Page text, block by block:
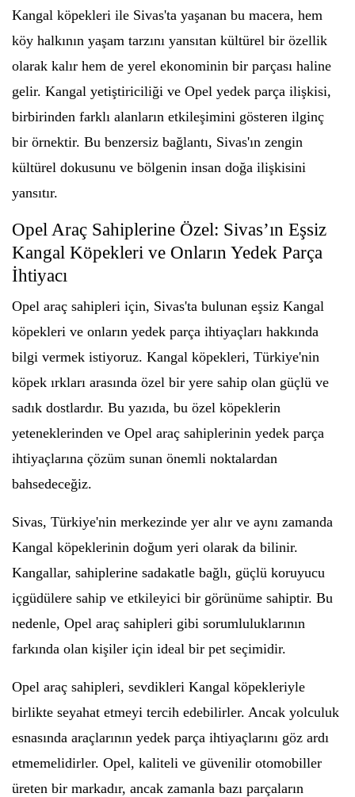
Kangal köpekleri ile Sivas'ta yaşanan bu macera, hem
köy halkının yaşam tarzını yansıtan kültürel bir özellik
olarak kalır hem de yerel ekonominin bir parçası haline
gelir. Kangal yetiştiriciliği ve Opel yedek parça ilişkisi,
birbirinden farklı alanların etkileşimini gösteren ilginç
bir örnektir. Bu benzersiz bağlantı, Sivas'ın zengin
kültürel dokusunu ve bölgenin insan doğa ilişkisini
yansıtır.
Opel Araç Sahiplerine Özel: Sivas’ın Eşsiz
Kangal Köpekleri ve Onların Yedek Parça
İhtiyacı
Opel araç sahipleri için, Sivas'ta bulunan eşsiz Kangal
köpekleri ve onların yedek parça ihtiyaçları hakkında
bilgi vermek istiyoruz. Kangal köpekleri, Türkiye'nin
köpek ırkları arasında özel bir yere sahip olan güçlü ve
sadık dostlardır. Bu yazıda, bu özel köpeklerin
yeteneklerinden ve Opel araç sahiplerinin yedek parça
ihtiyaçlarına çözüm sunan önemli noktalardan
bahsedeceğiz.
Sivas, Türkiye'nin merkezinde yer alır ve aynı zamanda
Kangal köpeklerinin doğum yeri olarak da bilinir.
Kangallar, sahiplerine sadakatle bağlı, güçlü koruyucu
içgüdülere sahip ve etkileyici bir görünüme sahiptir. Bu
nedenle, Opel araç sahipleri gibi sorumluluklarının
farkında olan kişiler için ideal bir pet seçimidir.
Opel araç sahipleri, sevdikleri Kangal köpekleriyle
birlikte seyahat etmeyi tercih edebilirler. Ancak yolculuk
esnasında araçlarının yedek parça ihtiyaçlarını göz ardı
etmemelidirler. Opel, kaliteli ve güvenilir otomobiller
üreten bir markadır, ancak zamanla bazı parçaların